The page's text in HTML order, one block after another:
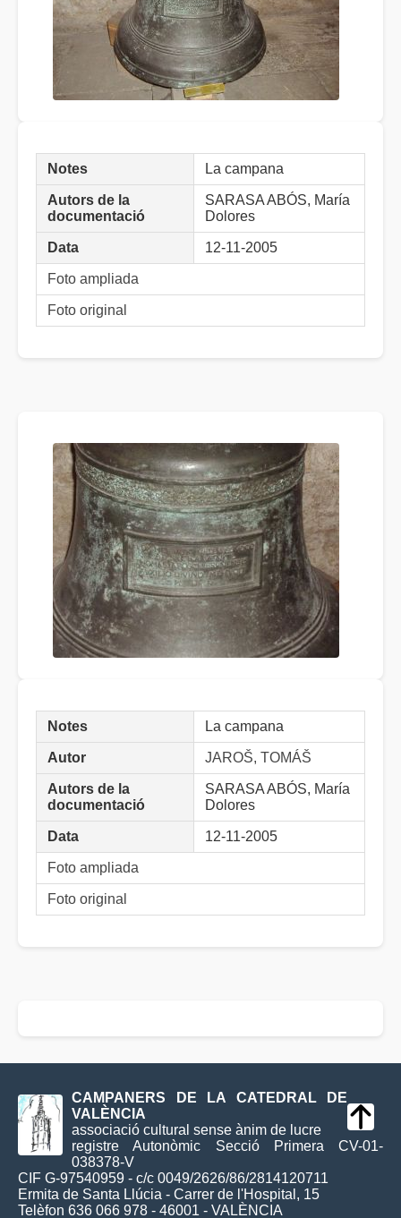
Notes La campana
Autors de la
documentació
SARASA ABÓS, María
Dolores
Data 12-11-2005
Foto ampliada
Foto original
Notes La campana
Autor JAROŠ, TOMÁŠ
Autors de la
documentació
SARASA ABÓS, María
Dolores
Data 12-11-2005
Foto ampliada
Foto original
CAMPANERS DE LA CATEDRAL DE
VALÈNCIA
associació cultural sense ànim de lucre
registre Autonòmic Secció Primera CV-01-
038378-V
CIF G-97540959 - c/c 0049/2626/86/2814120711
Ermita de Santa Llúcia - Carrer de l'Hospital, 15
Telèfon 636 066 978 - 46001 - VALÈNCIA